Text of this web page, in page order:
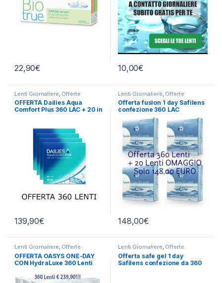
22,90€ 10,00€
Lenti Giornaliere Offerte
OFFERTA Dailies Aqua
Comfort Plus 360 LAC + 20 in
139,90€
Lenti Giornaliere Offerte
Offerta fusion 1 day Safilens
confezione 360 LAC
148,00€
Lenti Giornaliere, Offerte
OFFERTA OASYS ONE-DAY
CON HydraLuxe 360 Lenti
Lenti Giornaliere, Offerte
Offerta safe gel 1 day
Safilens confezione da 360